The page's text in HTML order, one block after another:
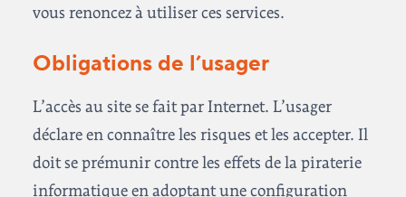
vous renoncez à utiliser ces services.
Obligations de l’usager
L’accès au site se fait par Internet. L’usager
déclare en connaître les risques et les accepter. Il
doit se prémunir contre les effets de la piraterie
informatique en adoptant une configuration